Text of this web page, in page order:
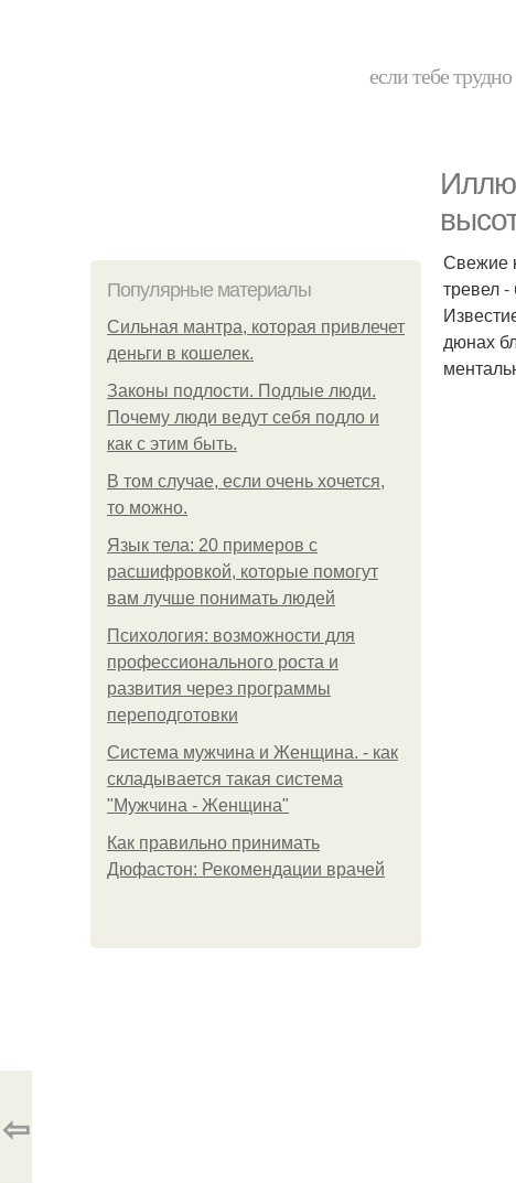
если тебе
Популярные материалы
Сильная мантра, которая привлечет
деньги в кошелек.
Законы подлости. Подлые люди.
Почему люди ведут себя подло и
как с этим быть.
В том случае, если очень хочется,
то можно.
Язык тела: 20 примеров с
расшифровкой, которые помогут
вам лучше понимать людей
Психология: возможности для
профессионального роста и
развития через программы
переподготовки
Система мужчина и Женщина. - как
складывается такая система
"Мужчина - Женщина"
Как правильно принимать
Дюфастон: Рекомендации врачей
Свежие
тревел
дюнах
⇦